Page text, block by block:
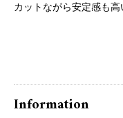
カットながら安定感も高
Information